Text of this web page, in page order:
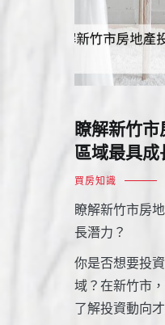
瞭解新竹
區域最具成
買房知識
瞭解新竹市房
長潛力？
你是否想要投
域？在新竹市
了解投資動向